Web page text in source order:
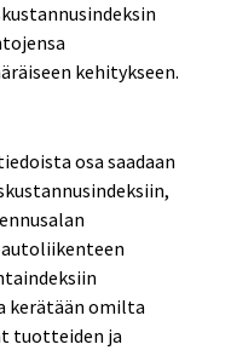
kehitykseen.
osa saadaan
kerätään omilta
tuotteiden ja